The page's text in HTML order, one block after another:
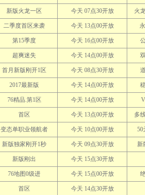
新版火龙一区 今天 07点30开放 火
二季度首区来袭 今天 13点00开放
第15季度 今天 16点00开放
超爽迷失 今天 14点00开放
首月新版刚开1区 今天 08点30开放
2017最新版 今天 14点00开放
76精品.第1区 今天 14点00开放
首区 今天 13点00开放 多
变态单职业领航者 今天 10点00开放 50
新版独家刚开1秒 今天 09点30开放 新
新版刚出 今天 15点30开放
76地图0级进 今天 15点00开放
首区 今天 14点30开放